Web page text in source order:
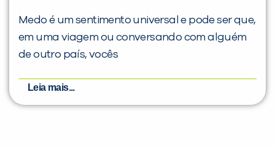
Medo é um sentimento universal e pode ser que,
em uma viagem ou conversando com alguém
de outro país, vocês
Leia mais...